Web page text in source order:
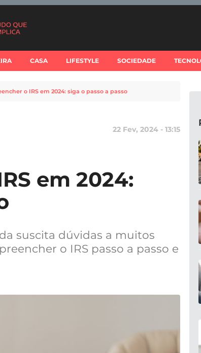
CASA LIFESTYLE SOCIEDADE
o IRS em 2024: siga o passo a passo
22 Fev, 2024 - 13:15
em 2024:
suscita dúvidas a muitos
o IRS passo a passo e